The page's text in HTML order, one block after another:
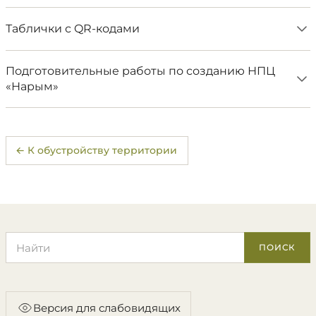
Таблички с QR-кодами
Подготовительные работы по созданию НПЦ
«Нарым»​
← К обустройству территории
ПОИСК
Версия для слабовидящих